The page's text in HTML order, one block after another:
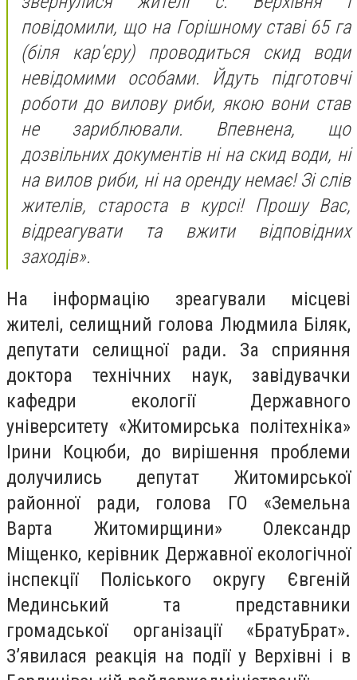
повідомили, що на Горішному ставі 65 га
(біля кар’єру) проводиться скид води
невідомими особами. Йдуть підготовчі
роботи до вилову риби, якою вони став
не зариблювали. Впевнена, що
дозвільних документів ні на скид води, ні
на вилов риби, ні на оренду немає! Зі слів
жителів, староста в курсі! Прошу Вас,
відреагувати та вжити відповідних
заходів».
На інформацію зреагували місцеві
жителі, селищний голова Людмила Біляк,
депутати селищної ради. За сприяння
доктора технічних наук, завідувачки
кафедри екології Державного
університету «Житомирська політехніка»
Ірини Коцюби, до вирішення проблеми
долучились депутат Житомирської
районної ради, голова ГО «Земельна
Варта Житомирщини» Олександр
Міщенко, керівник Державної екологічної
інспекції Поліського округу Євгеній
Мединський та представники
громадської організації «БратуБрат».
З’явилася реакція на події у Верхівні і в